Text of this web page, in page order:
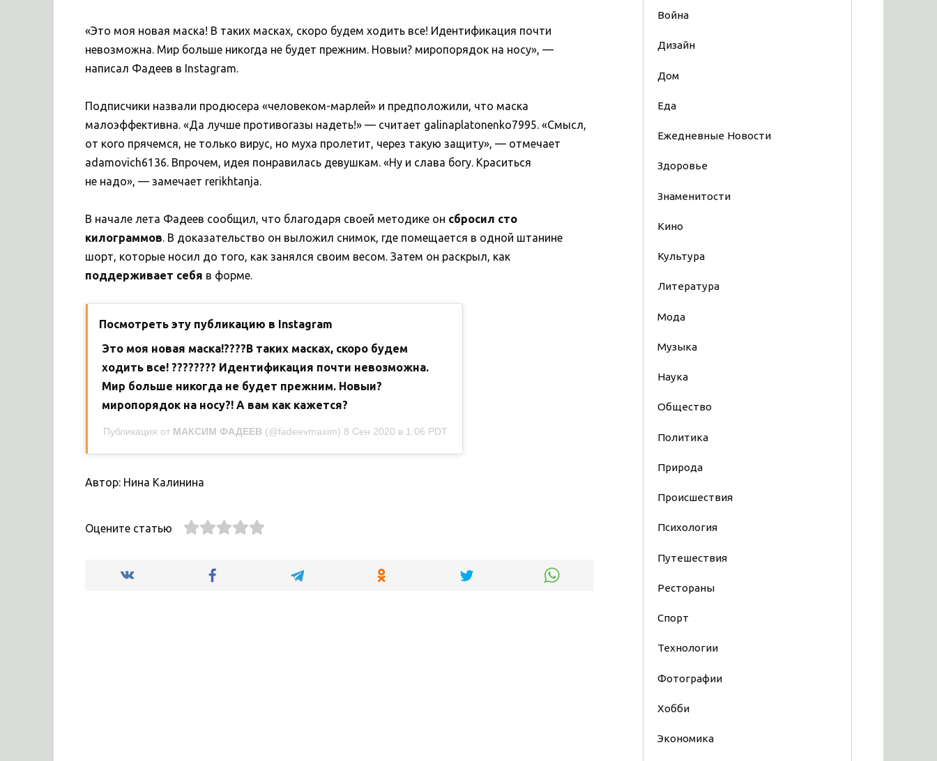
«Это моя новая маска! В таких масках, скоро будем ходить все! Идентификация почти
невозможна. Мир больше никогда не будет прежним. Новыи? миропорядок на носу», —
написал Фадеев в Instagram.
Подписчики назвали продюсера «человеком-марлей» и предположили, что маска
малоэффективна. «Да лучше противогазы надеть!» — считает galinaplatonenko7995. «Смысл,
от кого прячемся, не только вирус, но муха пролетит, через такую защиту», — отмечает
adamovich6136. Впрочем, идея понравилась девушкам. «Ну и слава богу. Краситься
не надо», — замечает rerikhtanja.
В начале лета Фадеев сообщил, что благодаря своей методике он сбросил сто
килограммов. В доказательство он выложил снимок, где помещается в одной штанине
шорт, которые носил до того, как занялся своим весом. Затем он раскрыл, как
поддерживает себя в форме.
Посмотреть эту публикацию в Instagram
Это моя новая маска!????В таких масках, скоро будем
ходить все! ???????? Идентификация почти невозможна.
Мир больше никогда не будет прежним. Новыи?
миропорядок на носу?! А вам как кажется?
Публикация от МАКСИМ ФАДЕЕВ (@fadeevmaxim) 8 Сен 2020 в 1:06 PDT
Автор: Нина Калинина
Оцените статью
Война
Дизайн
Дом
Еда
Ежедневные Новости
Здоровье
Знаменитости
Кино
Культура
Литература
Мода
Музыка
Наука
Общество
Политика
Природа
Происшествия
Психология
Путешествия
Рестораны
Спорт
Технологии
Фотографии
Хобби
Экономика